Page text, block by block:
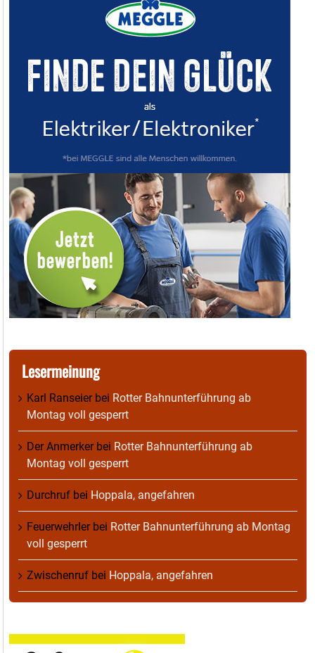
Lesermeinung
Karl Ranseierbei Rotter Bahnunterführung ab
Montag voll gesperrt
Der Anmerkerbei Rotter Bahnunterführung ab
Montag voll gesperrt
Durchruf bei Hoppala, angefahren
Feuerwehrlerbei Rotter Bahnunterführung ab Montag
voll gesperrt
Zwischenruf bei Hoppala, angefahren